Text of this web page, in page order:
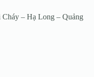
– Hạ Long – Quảng